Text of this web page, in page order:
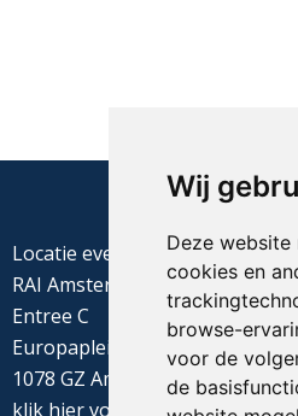
Wij
Deze
cookies en
browse-
voor de
de
Locatie evenement
RAI Amsterdam
Entree C
Europaplein 22
1078 GZ Amsterdam
klik hiervoor de